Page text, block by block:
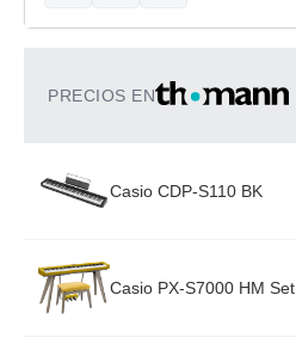
PRECIOS EN
Casio CDP-S110 BK
Casio PX-S7000 HM Set